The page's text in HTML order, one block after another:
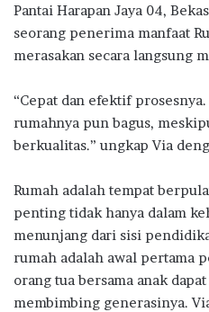
Pantai Harapan Jaya 04,
seorang penerima manfaat
merasakan secara langsung
“Cepat dan efektif
rumahnya pun bagus,
berkualitas.” ungkap Via
Rumah adalah tempat
penting tidak hanya dalam
menunjang dari sisi
rumah adalah awal pertama
orang tua bersama anak
membimbing generasinya.